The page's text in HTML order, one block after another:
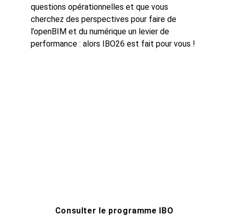
questions opérationnelles et que vous
cherchez des perspectives pour faire de
l’openBIM et du numérique un levier de
performance : alors IBO26 est fait pour vous !
Consulter le programme IBO